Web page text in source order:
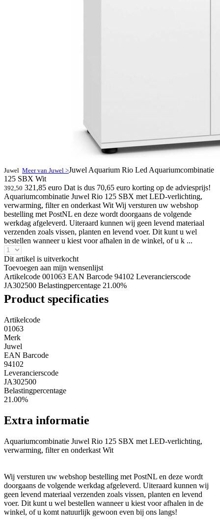
Juwel Meer van Juwel >Juwel Aquarium Rio Led Aquariumcombinatie
125 SBX Wit
392,50 321,85 euro Dat is dus 70,65 euro korting op de adviesprijs!
Aquariumcombinatie Juwel Rio 125 SBX met LED-verlichting,
verwarming, filter en onderkast Wit Wij versturen uw webshop
bestelling met PostNL en deze wordt doorgaans de volgende
werkdag afgeleverd. Uiteraard kunnen wij geen levend materiaal
verzenden zoals vissen, planten en levend voer. Dit kunt u wel
bestellen wanneer u kiest voor afhalen in de winkel, of u k ...
Dit artikel is uitverkocht
Toevoegen aan mijn wensenlijst
Artikelcode 001063 EAN Barcode 94102 Leverancierscode
JA302500 Belastingpercentage 21.00%
Product specificaties
Artikelcode
01063
Merk
Juwel
EAN Barcode
94102
Leverancierscode
JA302500
Belastingpercentage
21.00%
Extra informatie
Aquariumcombinatie Juwel Rio 125 SBX met LED-verlichting,
verwarming, filter en onderkast Wit
Wij versturen uw webshop bestelling met PostNL en deze wordt
doorgaans de volgende werkdag afgeleverd. Uiteraard kunnen wij
geen levend materiaal verzenden zoals vissen, planten en levend
voer. Dit kunt u wel bestellen wanneer u kiest voor afhalen in de
winkel, of u komt natuurlijk gewoon even bij ons langs!